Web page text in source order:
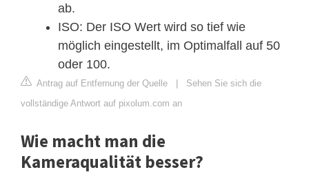
ab.
ISO: Der ISO Wert wird so tief wie
möglich eingestellt, im Optimalfall auf 50
oder 100.
Antrag auf Entfernung der Quelle | Sehen Sie sich die
vollständige Antwort auf pixolum.com an
Wie macht man die
Kameraqualität besser?